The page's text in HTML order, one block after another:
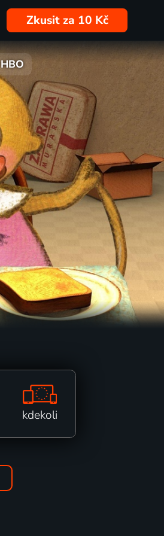
Zkusit za 10 Kč
HBO
kdekoli